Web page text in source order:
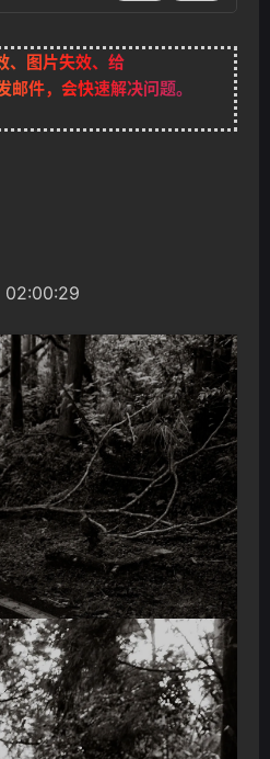
、图片失效、给
邮件，会快速解决问题。
02:00:29